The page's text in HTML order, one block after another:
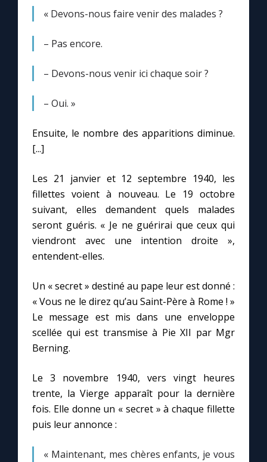
« Devons-nous faire venir des malades ?
– Pas encore.
– Devons-nous venir ici chaque soir ?
– Oui. »
Ensuite, le nombre des apparitions diminue.
[...]
Les 21 janvier et 12 septembre 1940, les
fillettes voient à nouveau. Le 19 octobre
suivant, elles demandent quels malades
seront guéris. « Je ne guérirai que ceux qui
viendront avec une intention droite »,
entendent-elles.
Un « secret » destiné au pape leur est donné :
« Vous ne le direz qu’au Saint-Père à Rome ! »
Le message est mis dans une enveloppe
scellée qui est transmise à Pie XII par Mgr
Berning.
Le 3 novembre 1940, vers vingt heures
trente, la Vierge apparaît pour la dernière
fois. Elle donne un « secret » à chaque fillette
puis leur annonce :
« Maintenant, mes chères enfants, je vous